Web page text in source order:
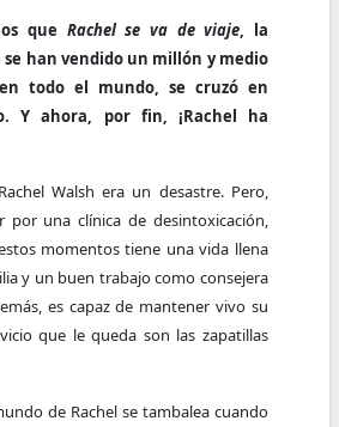
que Rachel se va de viaje, la
se han vendido un millón y medio
todo el mundo, se cruzó en
Y ahora, por fin, ¡Rachel ha
Walsh era un desastre. Pero,
por una clínica de desintoxicación,
momentos tiene una vida llena
y un buen trabajo como consejera
es capaz de mantener vivo su
que le queda son las zapatillas
de Rachel se tambalea cuando